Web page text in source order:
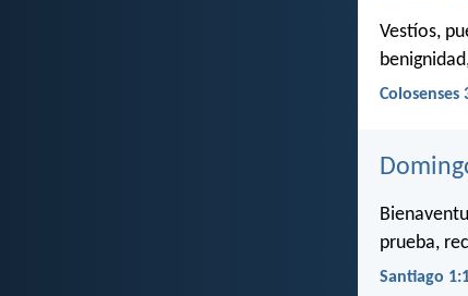
Vestíos,
Colosenses
prueba,
Santiago